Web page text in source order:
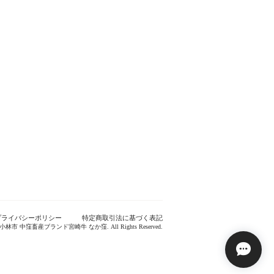
ライバシーポリシー 特定商取引法に基づく表記
林市 中窪畜産ブランド宮崎牛 なか窪. All Rights Reserved.